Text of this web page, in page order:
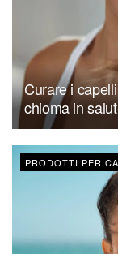
Curare i
chioma in
PRODOTTI PER